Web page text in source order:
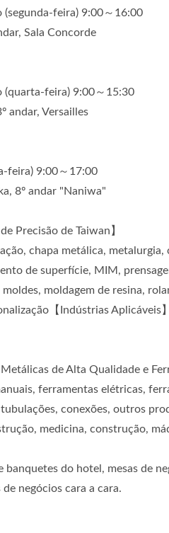
feira) 9:00～16:00
Sala Concorde
(quarta-feira) 9:00～15:30
andar, Versailles
feira) 9:00～17:00
8º andar "Naniwa"
Precisão de Taiwan】
chapa metálica,
de superfície, MIM,
moldagem de resina,
【Indústrias Aplicáveis
Metálicas de Alta Qualidade e
ferramentas elétricas,
conexões, outros
medicina, construção,
banquetes do hotel, mesas de
negócios cara a cara.